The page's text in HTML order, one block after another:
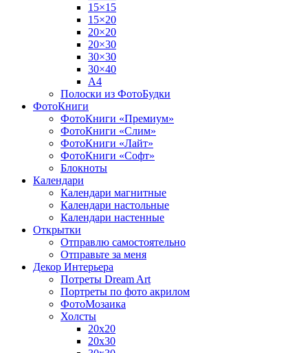
15×15
15×20
20×20
20×30
30×30
30×40
A4
Полоски из ФотоБудки
ФотоКниги
ФотоКниги «Премиум»
ФотоКниги «Слим»
ФотоКниги «Лайт»
ФотоКниги «Софт»
Блокноты
Календари
Календари магнитные
Календари настольные
Календари настенные
Открытки
Отправлю самостоятельно
Отправьте за меня
Декор Интерьера
Потреты Dream Art
Портреты по фото акрилом
ФотоМозаика
Холсты
20х20
20х30